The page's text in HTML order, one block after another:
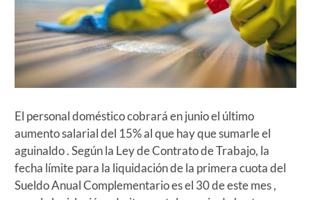
El personal doméstico cobrará en junio el último
aumento salarial del 15% al que hay que sumarle el
aguinaldo . Según la Ley de Contrato de Trabajo, la
fecha límite para la liquidación de la primera cuota del
Sueldo Anual Complementario es el 30 de este mes ,